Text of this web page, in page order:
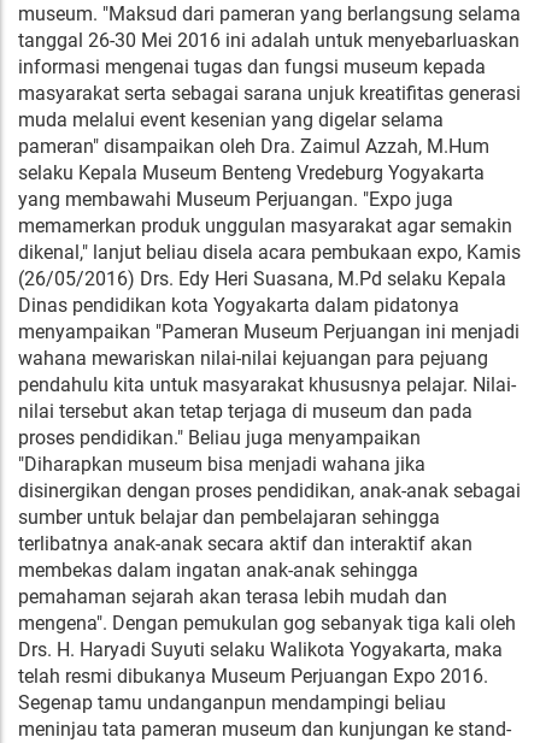
museum. "Maksud dari pameran yang berlangsung selama
tanggal 26-30 Mei 2016 ini adalah untuk menyebarluaskan
informasi mengenai tugas dan fungsi museum kepada
masyarakat serta sebagai sarana unjuk kreatifitas generasi
muda melalui event kesenian yang digelar selama
pameran" disampaikan oleh Dra. Zaimul Azzah, M.Hum
selaku Kepala Museum Benteng Vredeburg Yogyakarta
yang membawahi Museum Perjuangan. "Expo juga
memamerkan produk unggulan masyarakat agar semakin
dikenal," lanjut beliau disela acara pembukaan expo, Kamis
(26/05/2016) Drs. Edy Heri Suasana, M.Pd selaku Kepala
Dinas pendidikan kota Yogyakarta dalam pidatonya
menyampaikan "Pameran Museum Perjuangan ini menjadi
wahana mewariskan nilai-nilai kejuangan para pejuang
pendahulu kita untuk masyarakat khususnya pelajar. Nilai-
nilai tersebut akan tetap terjaga di museum dan pada
proses pendidikan." Beliau juga menyampaikan
"Diharapkan museum bisa menjadi wahana jika
disinergikan dengan proses pendidikan, anak-anak sebagai
sumber untuk belajar dan pembelajaran sehingga
terlibatnya anak-anak secara aktif dan interaktif akan
membekas dalam ingatan anak-anak sehingga
pemahaman sejarah akan terasa lebih mudah dan
mengena". Dengan pemukulan gog sebanyak tiga kali oleh
Drs. H. Haryadi Suyuti selaku Walikota Yogyakarta, maka
telah resmi dibukanya Museum Perjuangan Expo 2016.
Segenap tamu undanganpun mendampingi beliau
meninjau tata pameran museum dan kunjungan ke stand-